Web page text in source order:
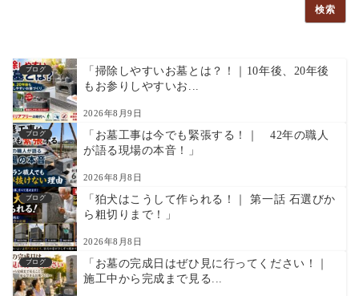
検索
ブログ
「掃除しやすいお墓とは？！｜10年後、20年後
もお参りしやすいお...
2026年8月9日
ブログ
「お墓工事は今でも緊張する！｜ 42年の職人
が語る現場の本音！」
2026年8月8日
ブログ
「狛犬はこうして作られる！｜ 第一話 石選びか
ら粗切りまで！」
2026年8月8日
ブログ
「お墓の完成日はぜひ見に行ってください！｜
施工中から完成まで見る...